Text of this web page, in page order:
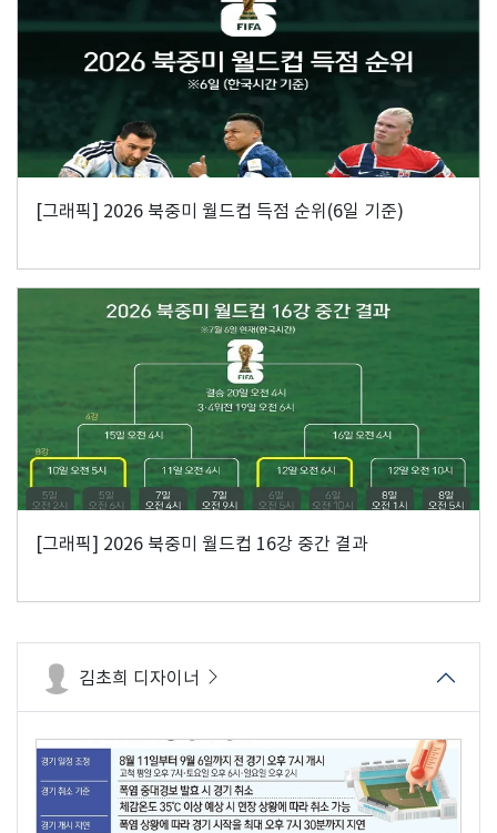
[그래픽] 2026 북중미 월드컵 득점 순위(6일 기준)
[그래픽] 2026 북중미 월드컵 16강 중간 결과
김초희 디자이너